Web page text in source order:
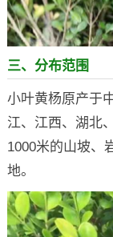
三、分布范围
小叶黄杨原产于
江、江西、湖北
1000米的山坡、
地。